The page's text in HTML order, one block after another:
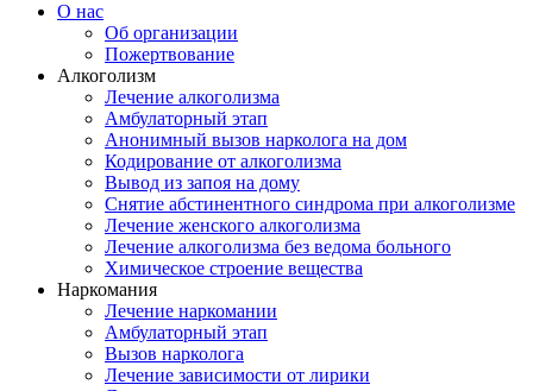
О нас
Об организации
Пожертвование
Алкоголизм
Лечение алкоголизма
Амбулаторный этап
Анонимный вызов нарколога на дом
Кодирование от алкоголизма
Вывод из запоя на дому
Снятие абстинентного синдрома при алкоголизме
Лечение женского алкоголизма
Лечение алкоголизма без ведома больного
Химическое строение вещества
Наркомания
Лечение наркомании
Амбулаторный этап
Вызов нарколога
Лечение зависимости от лирики